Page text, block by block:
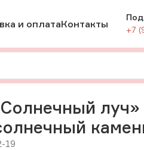
и оплатаКонтакты
+7
солнечный камень, 17
19